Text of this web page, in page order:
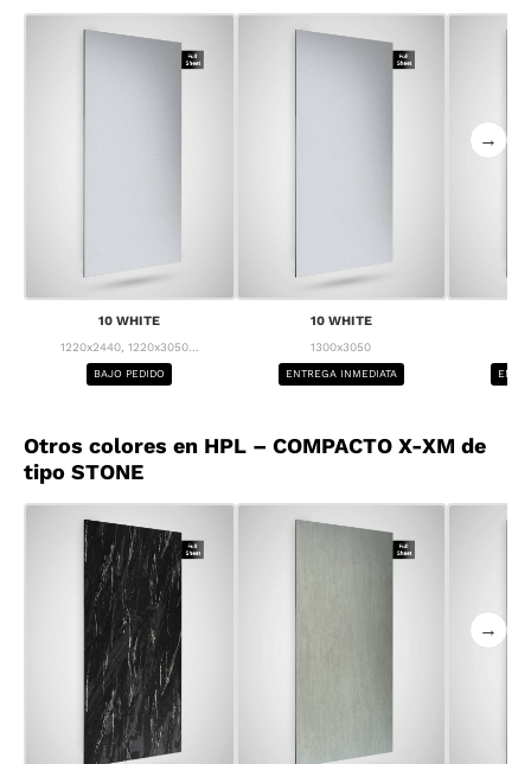
10 WHITE
1220x2440, 1220x3050...
BAJO PEDIDO
10 WHITE
1300x3050
ENTREGA INMEDIATA
→
Otros colores en HPL – COMPACTO X-XM de
tipo STONE
→